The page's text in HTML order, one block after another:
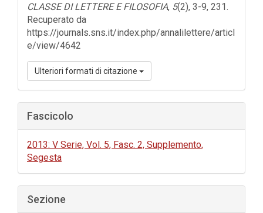
CLASSE DI LETTERE E FILOSOFIA, 5(2), 3-9, 231.
Recuperato da
https://journals.sns.it/index.php/annalilettere/articl
e/view/4642
Ulteriori formati di citazione
Fascicolo
2013: V Serie, Vol. 5, Fasc. 2, Supplemento,
Segesta
Sezione